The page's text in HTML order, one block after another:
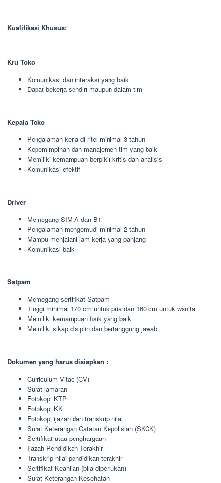
Kualifikasi Khusus:
Kru Toko
Komunikasi dan interaksi yang baik
Dapat bekerja sendiri maupun dalam tim
Kepala Toko
Pengalaman kerja di ritel minimal 3 tahun
Kepemimpinan dan manajemen tim yang baik
Memiliki kemampuan berpikir kritis dan analisis
Komunikasi efektif
Driver
Memegang SIM A dan B1
Pengalaman mengemudi minimal 2 tahun
Mampu menjalani jam kerja yang panjang
Komunikasi baik
Satpam
Memegang sertifikat Satpam
Tinggi minimal 170 cm untuk pria dan 160 cm untuk wanita
Memiliki kemampuan fisik yang baik
Memiliki sikap disiplin dan bertanggung jawab
Dokumen yang harus disiapkan :
Curriculum Vitae (CV)
Surat lamaran
Fotokopi KTP
Fotokopi KK
Fotokopi ijazah dan transkrip nilai
Surat Keterangan Catatan Kepolisian (SKCK)
Sertifikat atau penghargaan
Ijazah Pendidikan Terakhir
Transkrip nilai pendidikan terakhir
Sertifikat Keahlian (bila diperlukan)
Surat Keterangan Kesehatan